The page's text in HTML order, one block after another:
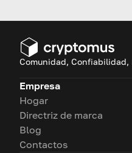
Comunidad, Confiabilidad,
Empresa
Hogar
Directriz de marca
Blog
Contactos